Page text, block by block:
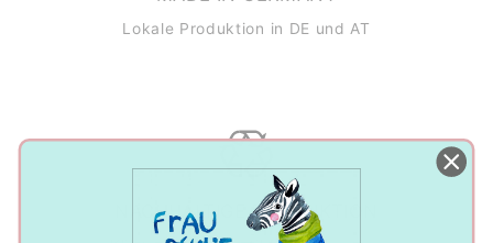
Lokale Produktion in DE und AT
NACHHALTIGE PRODUKTION